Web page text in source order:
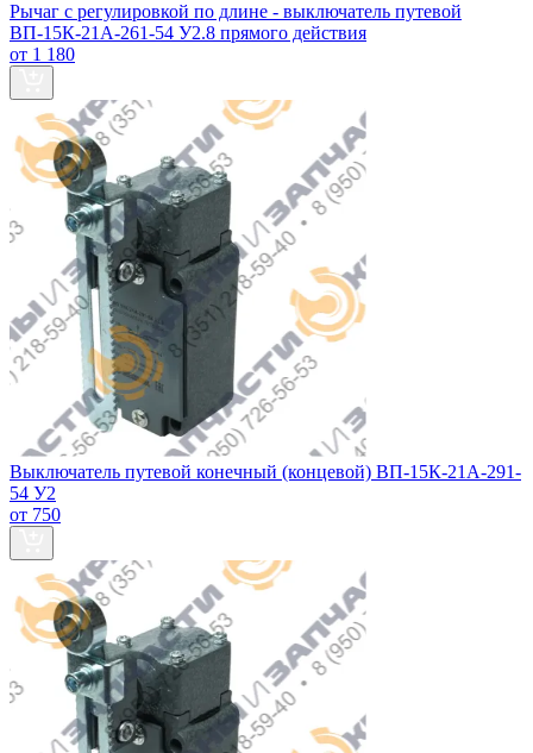
Рычаг с регулировкой по длине - выключатель путевой
ВП-15К-21А-261-54 У2.8 прямого действия
от 1 180
Выключатель путевой конечный (концевой) ВП-15К-21А-291-
54 У2
от 750